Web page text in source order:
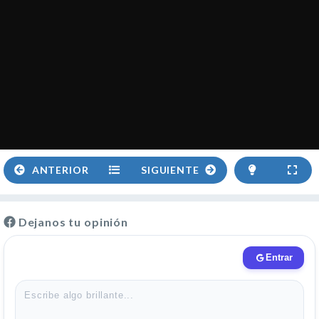
ANTERIOR SIGUIENTE
Dejanos tu opinión